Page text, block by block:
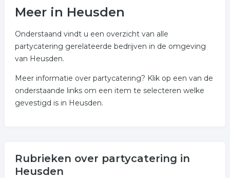
Meer in Heusden
Onderstaand vindt u een overzicht van alle
partycatering gerelateerde bedrijven in de omgeving
van Heusden.
Meer informatie over partycatering? Klik op een van de
onderstaande links om een item te selecteren welke
gevestigd is in Heusden.
Rubrieken over partycatering in
Heusden